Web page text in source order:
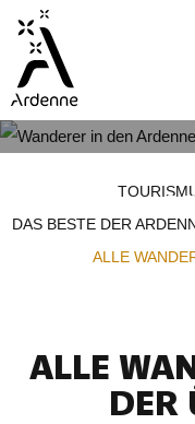
Direkt
zum
Inhalt
DAS BESTE DER
ALLE
ALLE
DER